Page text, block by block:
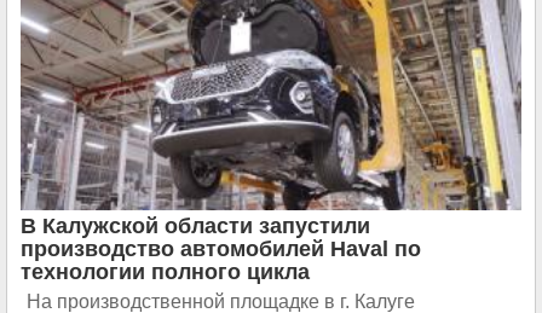
В Калужской области запустили
производство автомобилей Haval по
технологии полного цикла
На производственной площадке в г. Калуге